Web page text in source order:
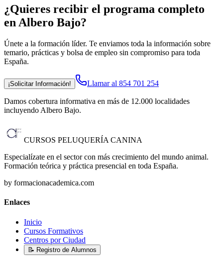
¿Quieres recibir el programa completo
en Albero Bajo?
Únete a la formación líder. Te enviamos toda la información sobre
temario, prácticas y bolsa de empleo sin compromiso para toda
España.
¡Solicitar Información! Llamar al 854 701 254
Damos cobertura informativa en más de 12.000 localidades
incluyendo Albero Bajo.
CURSOS PELUQUERÍA CANINA
Especialízate en el sector con más crecimiento del mundo animal.
Formación teórica y práctica presencial en toda España.
by formacionacademica.com
Enlaces
Inicio
Cursos Formativos
Centros por Ciudad
📝 Registro de Alumnos